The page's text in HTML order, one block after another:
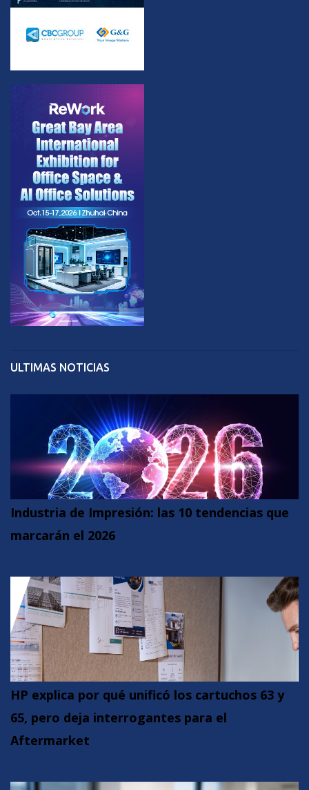
ULTIMAS NOTICIAS
Industria de Impresión: las 10 tendencias que
marcarán el 2026
HP explica por qué unificó los cartuchos 63 y
65, pero deja interrogantes para el
Aftermarket